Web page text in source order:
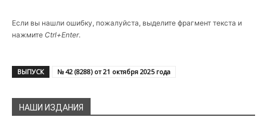
Если вы нашли ошибку, пожалуйста, выделите фрагмент текста и
нажмите Ctrl+Enter.
ВЫПУСК № 42 (8288) от 21 октября 2025 года
НАШИ ИЗДАНИЯ